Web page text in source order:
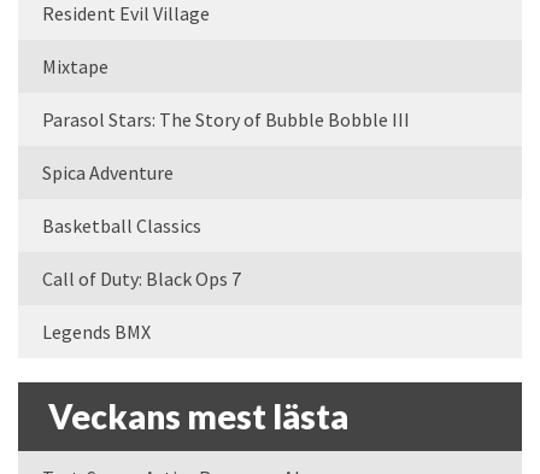
Resident Evil Village
Mixtape
Parasol Stars: The Story of Bubble Bobble III
Spica Adventure
Basketball Classics
Call of Duty: Black Ops 7
Legends BMX
Veckans mest lästa